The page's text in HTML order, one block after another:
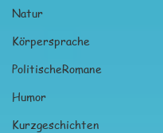
Natur
Körpersprache
PolitischeRomane
Humor
Kurzgeschichten